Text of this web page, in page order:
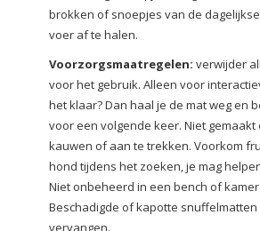
brokken of snoepjes van de
voer af te halen.
Voorzorgsmaatregelen: verwijder
voor het gebruik. Alleen voor
het klaar? Dan haal je de mat weg en
voor een volgende keer. Niet gemaakt
kauwen of aan te trekken. Voorkom
hond tijdens het zoeken, je mag
Niet onbeheerd in een bench of
Beschadigde of kapotte
vervangen.